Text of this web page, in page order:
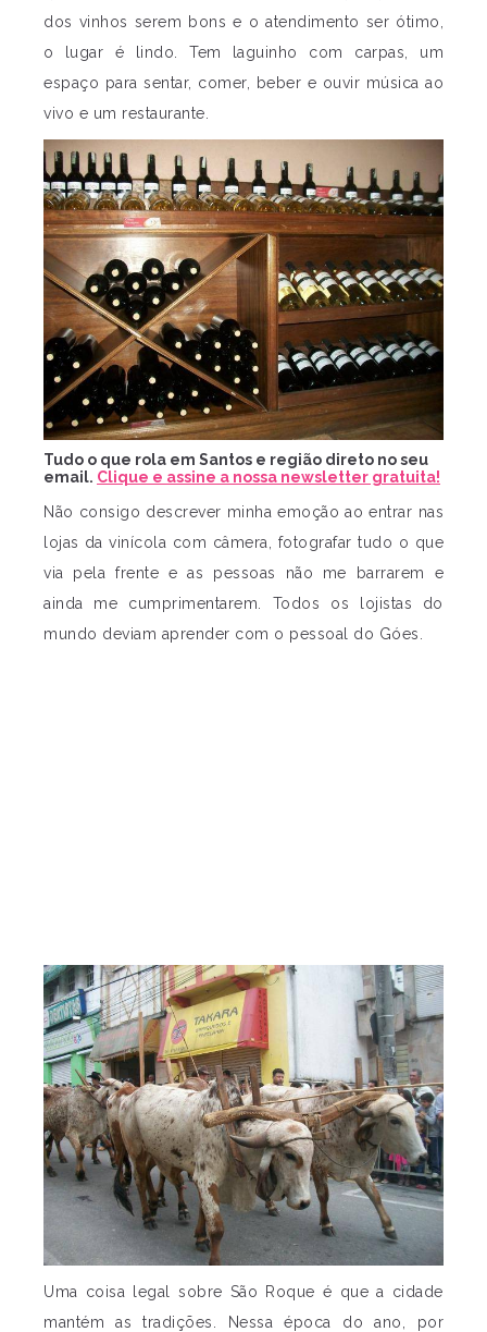
dos vinhos serem bons e o atendimento ser ótimo,
o lugar é lindo. Tem laguinho com carpas, um
espaço para sentar, comer, beber e ouvir música ao
vivo e um restaurante.
Tudo o que rola em Santos e região direto no seu
email. Clique e assine a nossa newsletter gratuita!
Não consigo descrever minha emoção ao entrar nas
lojas da vinícola com câmera, fotografar tudo o que
via pela frente e as pessoas não me barrarem e
ainda me cumprimentarem. Todos os lojistas do
mundo deviam aprender com o pessoal do Góes.
Uma coisa legal sobre São Roque é que a cidade
mantém as tradições. Nessa época do ano, por